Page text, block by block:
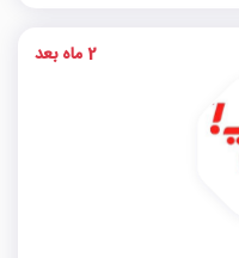
2 ماه بعد